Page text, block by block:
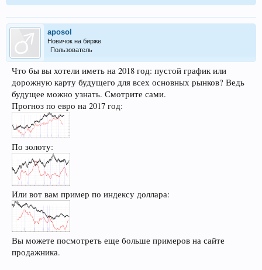
aposol
Новичок на бирже
Пользователь
Что бы вы хотели иметь на 2018 год: пустой график или
дорожную карту будущего для всех основных рынков? Ведь
будущее можно узнать. Смотрите сами.
Прогноз по евро на 2017 год:
По золоту:
Или вот вам пример по индексу доллара:
Вы можете посмотреть еще больше примеров на сайте
продажника.